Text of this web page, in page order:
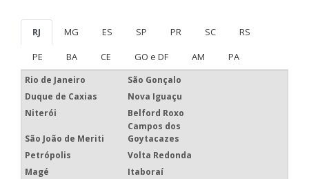
RJ MG ES SP PR SC
RS
PE
BA CE GO e DF AM PA
Rio de Janeiro
São Gonçalo
Duque de Caxias
Nova Iguaçu
Niterói
Belford Roxo
São João de Meriti
Campos dos
Goytacazes
Petrópolis
Volta Redonda
Magé
Itaboraí